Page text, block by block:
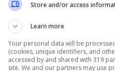
puntata dell’Isola
rapire suo figlio
Store and/or access
Learn more
Your personal data will be
(cookies, unique identifiers, and
accessed by and shared with 319
site. We and our partners may use